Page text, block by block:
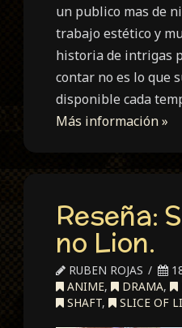
un publico mas de
trabajo estético y
historia de intrigas
contar no es lo que
disponible cada
Más información »
Reseña:
no Lion.
RUBEN ROJAS
ANIME, DRAMA,
SHAFT, SLICE OF